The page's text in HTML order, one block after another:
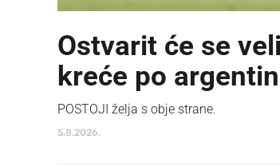
Ostvarit će se
kreće po
POSTOJI želja s obje strane.
5.8.2026.